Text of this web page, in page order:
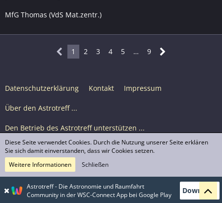
MfG Thomas (VdS Mat.zentr.)
1 2 3 4 5 … 9
Datenschutzerklärung Kontakt Impressum
Über den Astrotreff ...
Den Betrieb des Astrotreff unterstützen ...
Nutzungsbedingungen
© Astrotreff 2001-2026, lizenziert unter CC BY-SA,
sofern für einzelne Inhalte nicht anders angegeben
Astrotreff - Die Astronomie und Raumfahrt
Community in der WSC-Connect App bei Google Play
Download
Diese Seite verwendet Cookies. Durch die Nutzung unserer Seite erklären
Sie sich damit einverstanden, dass wir Cookies setzen.
Weitere Informationen
Schließen